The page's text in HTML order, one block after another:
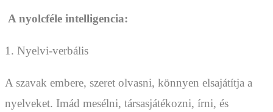
A nyolcféle intelligencia:
1. Nyelvi-verbális
A szavak embere, szeret olvasni, könnyen elsajátítja a
nyelveket. Imád mesélni, társasjátékozni, írni, és